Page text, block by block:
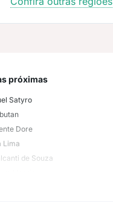
próximas
Satyro
Dore
Lima
de Souza